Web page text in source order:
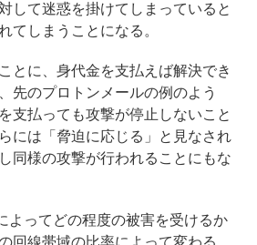
して迷惑を掛けてしまっていると
てしまうことになる。
とに、身代金を支払えば解決でき
先のプロトンメールの例のよう
支払っても攻撃が停止しないこと
には「脅迫に応じる」と見なされ
同様の攻撃が行われることにもな
ってどの程度の被害を受けるか